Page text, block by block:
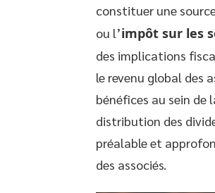
constituer une
ou l’impôt sur les
des implications
le revenu global des
bénéfices au sein de
distribution des
préalable et
des associés.